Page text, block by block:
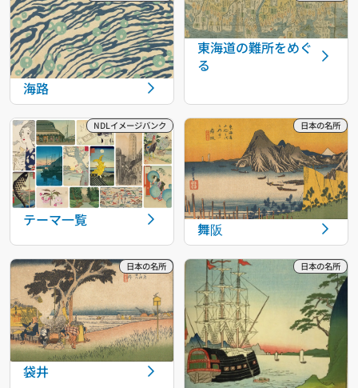
海路
東海道の難所をめぐ
る
テーマ一覧 舞阪
袋井